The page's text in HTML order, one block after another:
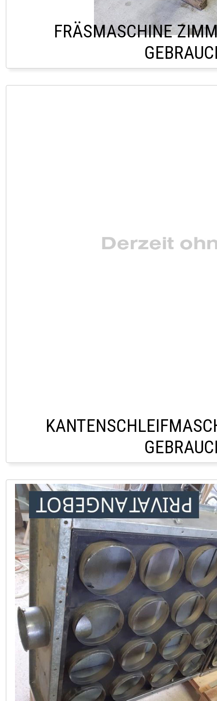
FRÄSMASCHINE